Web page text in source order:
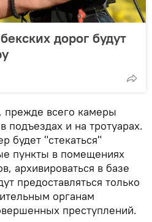
дорог будут
всего камеры
подъездах и на тротуарах.
будет "стекаться"
пункты в помещениях
архивироваться в базе
предоставляться только
органам
преступлений.